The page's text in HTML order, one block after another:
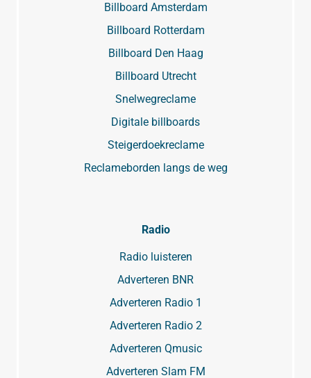
Billboard Amsterdam
Billboard Rotterdam
Billboard Den Haag
Billboard Utrecht
Snelwegreclame
Digitale billboards
Steigerdoekreclame
Reclameborden langs de weg
Radio
Radio luisteren
Adverteren BNR
Adverteren Radio 1
Adverteren Radio 2
Adverteren Qmusic
Adverteren Slam FM